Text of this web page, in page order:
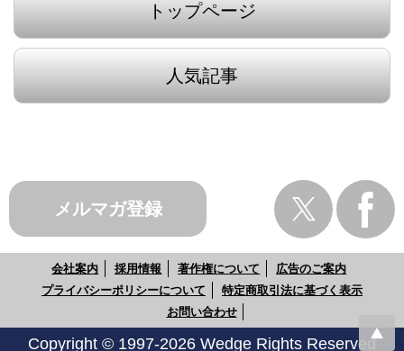
トップページ
人気記事
メルマガ登録
会社案内 採用情報 著作権について
広告のご案内
プライバシーポリシーについて
特定商取引法に基づく表示
お問い合わせ
Copyright © 1997-2026 Wedge Rights Reserved